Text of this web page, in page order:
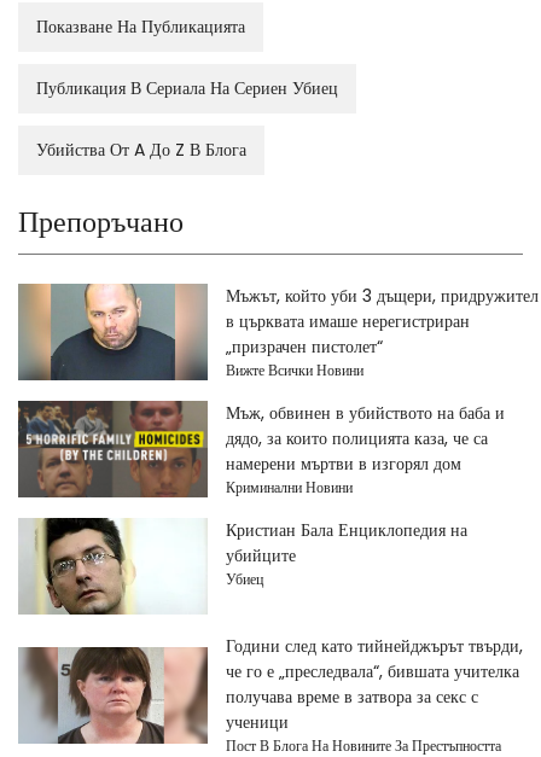
Показване На Публикацията
Публикация В Сериала На Сериен Убиец
Убийства От A До Z В Блога
Препоръчано
Мъжът, който уби 3 дъщери, придружител
в църквата имаше нерегистриран
„призрачен пистолет“
Вижте Всички Новини
Мъж, обвинен в убийството на баба и
дядо, за които полицията каза, че са
намерени мъртви в изгорял дом
Криминални Новини
Кристиан Бала Енциклопедия на
убийците
Убиец
Години след като тийнейджърът твърди,
че го е „преследвала“, бившата учителка
получава време в затвора за секс с
ученици
Пост В Блога На Новините За Престъпността